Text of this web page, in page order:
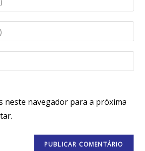
neste navegador para a próxima